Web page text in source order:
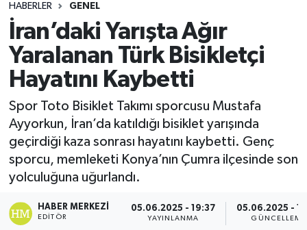
HABERLER GENEL
İran’daki Yarışta Ağır
Yaralanan Türk Bisikletçi
Hayatını Kaybetti
Spor Toto Bisiklet Takımı sporcusu Mustafa
Ayyorkun, İran’da katıldığı bisiklet yarışında
geçirdiği kaza sonrası hayatını kaybetti. Genç
sporcu, memleketi Konya’nın Çumra ilçesinde son
yolculuğuna uğurlandı.
HABER MERKEZI
EDITÖR
05.06.2025 - 19:37
YAYINLANMA
05.06.2025 -
GÜNCELLEME
Biyografi
Çevre
Diğer
Dünya
Eğitim
Ankara Trafik Yoğunluk Haritası
Süper Lig Puan Durumu ve Fikstür
Tüm Manşetler
Son Dakika Haberleri
Haber Arşivi